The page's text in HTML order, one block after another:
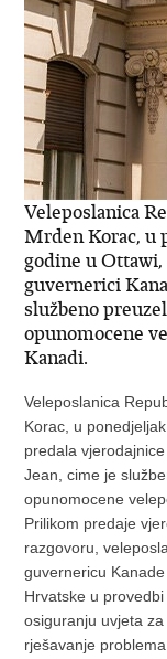
Veleposlanica
Mrden Korac, u
godine u
guvernerici
službeno
opunomocene
Kanadi.
Veleposlanica
Korac, u
predala
Jean, cime je
opunomocene
Prilikom predaje
razgovoru,
guvernericu
Hrvatske u
osiguranju uvjeta
rješavanje